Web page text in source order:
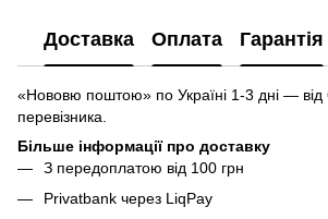
Доставка Оплата Гарантія
«Нововю поштою» по Україні 1-3 дні —
перевізника.
Більше інформації про доставку
З передоплатою від 100 грн
Privatbank через LiqPay